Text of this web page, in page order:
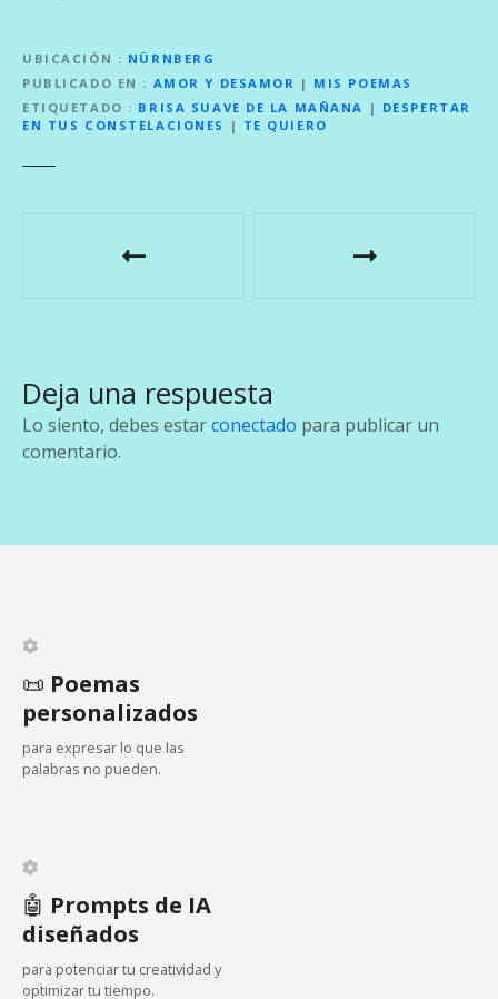
UBICACIÓN
NÜRNBERG
PUBLICADO EN
AMOR Y DESAMOR | MIS POEMAS
ETIQUETADO
BRISA SUAVE DE LA MAÑANA | DESPERTAR
EN TUS CONSTELACIONES
| TE QUIERO
g
a
i
n
d
e
e
t
r
a
Deja una respuesta
Lo siento, debes estarconectado para publicar un
comentario.
📜 Poemas
personalizados
para expresar lo que las
palabras no pueden.
🤖 Prompts de IA
diseñados
para potenciar tu creatividad y
optimizar tu tiempo.